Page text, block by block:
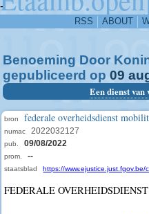
-
RSS ABOUT
Benoeming Door
gepubliceerd op 09
Een dienst van
bron federale overheidsdienst
numac 2022032127
pub. 09/08/2022
prom. --
staatsblad https://www.ejustice.just.fgov.be/
FEDERALE